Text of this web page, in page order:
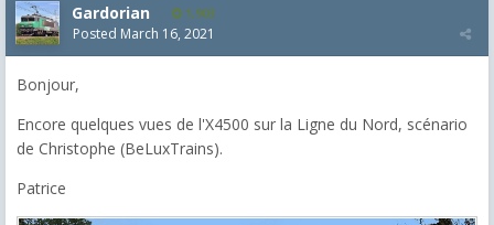
Gardorian 1,903
Posted March 16, 2021
Bonjour,
Encore quelques vues de l'X4500 sur la Ligne du Nord, scénario
de Christophe (BeLuxTrains).
Patrice